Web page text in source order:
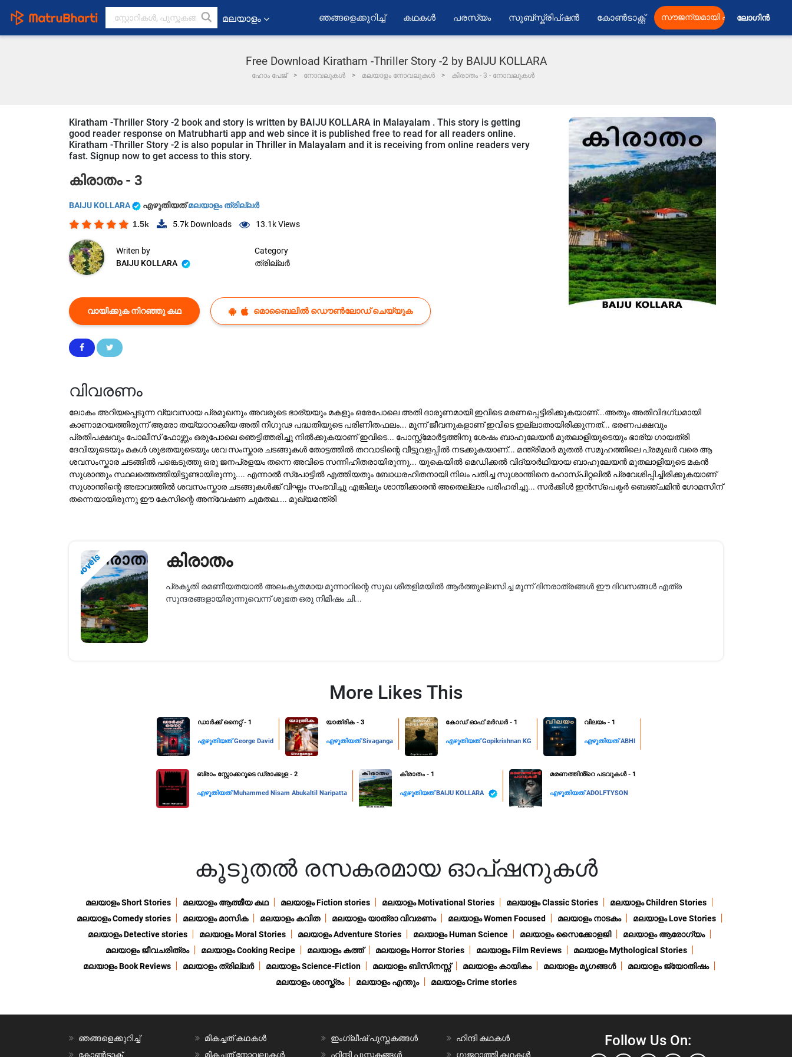
മലയാളം ഞങ്ങളെക്കുറിച്ച് കഥകൾ പരസ്യം സുബ്സ്ക്രിപ്ഷൻ കോൺടാക്റ്റ് സൗജന്യമായി ലോഗിൻ
Free Download Kiratham -Thriller Story -2 by BAIJU KOLLARA
ഹോം പേജ് നോവലുകൾ മലയാളം നോവലുകൾ കിരാതം - 3 - നോവലുകൾ
Kiratham -Thriller Story -2 book and story is written by BAIJU KOLLARA in Malayalam . This story is getting
good reader response on Matrubharti app and web since it is published free to read for all readers online.
Kiratham -Thriller Story -2 is also popular in Thriller in Malayalam and it is receiving from online readers very
fast. Signup now to get access to this story.
കിരാതം - 3
BAIJU KOLLARA എഴുതിയത്മലയാളം ത്രില്ലർ
1.5k 5.7k Downloads 13.1kViews
Writen by
BAIJU KOLLARA
Category
ത്രില്ലർ
വായിക്കുക നിറഞ്ഞു കഥ മൊബൈലിൽ ഡൌൺലോഡ് ചെയ്യുക
വിവരണം
ലോകം അറിയപ്പെടുന്ന വ്യവസായ പ്രമുഖനും അവരുടെ ഭാര്യയും മകളും ഒരേപോലെ അതി ദാരുണമായി ഇവിടെ മരണപ്പെട്ടിരിക്കുകയാണ്...അതും അതിവിദഗ്ധമായി
കാണാമറയത്തിരുന്ന് ആരോ തയ്യാറാക്കിയ അതി നിഗൂഢ പദ്ധതിയുടെ പരിണിതഫലം... മൂന്ന് ജീവനുകളാണ് ഇവിടെ ഇല്ലാതായിരിക്കുന്നത്... ഭരണപക്ഷവും
പ്രതിപക്ഷവും പോലീസ് ഫോഴ്സും ഒരുപോലെ ഞെട്ടിത്തരിച്ചു നിൽക്കുകയാണ് ഇവിടെ... പോസ്റ്റ്മോർട്ടത്തിനു ശേഷം ബാഹുലേയൻ മുതലാളിയുടെയും ഭാര്യ ഗായത്രി
ദേവിയുടെയും മകൾ ശുഭതയുടെയും ശവ സംസ്കാര ചടങ്ങുകൾ തോട്ടത്തിൽ തറവാടിന്റെ വീട്ടുവളപ്പിൽ നടക്കുകയാണ്... മന്ത്രിമാർ മുതൽ സമൂഹത്തിലെ പ്രമുഖർ വരെ ആ
ശവസംസ്കാര ചടങ്ങിൽ പങ്കെടുത്തു ഒരു ജനപ്രളയം തന്നെ അവിടെ സന്നിഹിതരായിരുന്നു... യുകെയിൽ മെഡിക്കൽ വിദ്യാർഥിയായ ബാഹുലേയൻ മുതലാളിയുടെ മകൻ
സുശാന്തും സ്ഥലത്തെത്തിയിട്ടുണ്ടായിരുന്നു.... എന്നാൽ സ്പോട്ടിൽ എത്തിയതും ബോധരഹിതനായി നിലം പതിച്ച സുശാന്തിനെ ഹോസ്പിറ്റലിൽ പ്രവേശിപ്പിച്ചിരിക്കുകയാണ്
സുശാന്തിന്റെ അഭാവത്തിൽ ശവസംസ്കാര ചടങ്ങുകൾക്ക് വിഘ്നം സംഭവിച്ചു എങ്കിലും ശാന്തിക്കാരൻ അതെല്ലാം പരിഹരിച്ചു... സർക്കിൾ ഇൻസ്പെക്ടർ ബെഞ്ചമിൻ ഗോമസിന്
തന്നെയായിരുന്നു ഈ കേസിന്റെ അന്വേഷണ ചുമതല.... മുഖ്യമന്ത്രി
Novels കിരാതം
പ്രകൃതി രമണീയതയാൽ അലംകൃതമായ മൂന്നാറിന്റെ സുഖ ശീതളിമയിൽ ആർത്തുല്ലസിച്ച മൂന്ന് ദിനരാത്രങ്ങൾ ഈ ദിവസങ്ങൾ എത്ര
സുന്ദരങ്ങളായിരുന്നുവെന്ന് ശുഭത ഒരു നിമിഷം ചി...
More Likes This
​ഡാർക്ക് നൈറ്റ് - ​1
എഴുതിയത്George David
യാത്രിക - 3
എഴുതിയത്Sivaganga
കോഡ് ഓഫ് മർഡർ - 1
എഴുതിയത്Gopikrishnan KG
വിലയം - 1
എഴുതിയത്ABHI
ബ്രാം സ്റ്റോക്കറുടെ ഡ്രാക്കുള - 2
എഴുതിയത്Muhammed Nisam Abukaltil Naripatta
കിരാതം - 1
എഴുതിയത്BAIJU KOLLARA
മരണത്തിൻ്റെ പടവുകൾ - 1
എഴുതിയത്ADOLFTYSON
കൂടുതൽ രസകരമായ ഓപ്ഷനുകൾ
മലയാളം Short Stories മലയാളം ആത്മീയ കഥ മലയാളം Fiction stories മലയാളം Motivational Stories മലയാളം Classic Stories
മലയാളം Children Stories
മലയാളം Comedy stories
മലയാളം മാസിക മലയാളം കവിത മലയാളം യാത്രാ വിവരണം മലയാളം Women Focused മലയാളം നാടകം
മലയാളം Love Stories
മലയാളം Detective stories
മലയാളം Moral Stories മലയാളം Adventure Stories മലയാളം Human Science മലയാളം സൈക്കോളജി
മലയാളം ആരോഗ്യം
മലയാളം ജീവചരിത്രം
മലയാളം Cooking Recipe മലയാളം കത്ത് മലയാളം Horror Stories മലയാളം Film Reviews
മലയാളം Mythological Stories
മലയാളം Book Reviews
മലയാളം ത്രില്ലർ മലയാളം Science-Fiction മലയാളം ബിസിനസ്സ് മലയാളം കായികം മലയാളം മൃഗങ്ങൾ
മലയാളം ജ്യോതിഷം
മലയാളം ശാസ്ത്രം
മലയാളം എന്തും മലയാളം Crime stories
ഞങ്ങളെക്കുറിച്ച്
കോൺടാക്റ്റ്
മികച്ചത് കഥകൾ
മികച്ചത് നോവലുകൾ
ഇംഗ്ലീഷ് പുസ്തകങ്ങൾ
ഹിന്ദി പുസ്തകങ്ങൾ
ഹിന്ദി കഥകൾ
ഗുജറാത്തി കഥകൾ
Follow Us On: